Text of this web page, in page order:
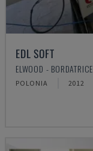
EDL SOFT
ELWOOD - BORDATRICE
POLONIA 2012